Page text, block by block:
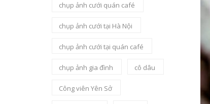
chụp ảnh cưới quán café
chụp ảnh cưới tại Hà Nội
chụp ảnh cưới tại quán café
chụp ảnh gia đình cô dâu
Công viên Yên Sở